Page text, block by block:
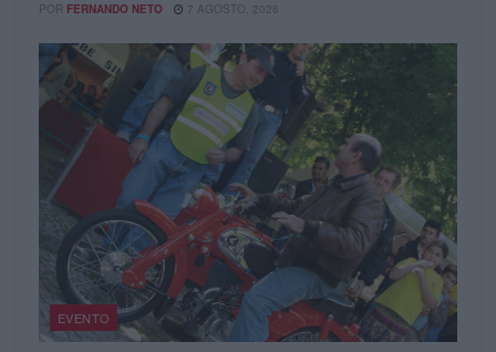
POR FERNANDO NETO 7 AGOSTO, 2026
EVENTO